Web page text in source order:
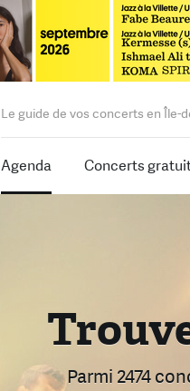
Le guide de vos concerts en Île-
Agenda Concerts
Parmi 2474